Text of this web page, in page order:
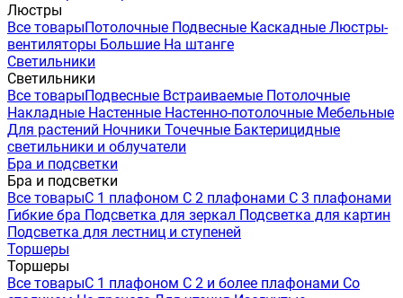
Люстры
Все товарыПотолочные Подвесные Каскадные Люстры-
вентиляторы Большие На штанге
Светильники
Светильники
Все товарыПодвесные Встраиваемые Потолочные
Накладные Настенные Настенно-потолочные Мебельные
Для растений Ночники Точечные Бактерицидные
светильники и облучатели
Бра и подсветки
Бра и подсветки
Все товарыС 1 плафоном С 2 плафонами С 3 плафонами
Гибкие бра Подсветка для зеркал Подсветка для картин
Подсветка для лестниц и ступеней
Торшеры
Торшеры
Все товарыС 1 плафоном С 2 и более плафонами Со